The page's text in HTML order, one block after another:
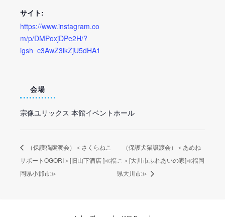
サイト:
https://www.instagram.co
m/p/DMPoxjDPe2H/?
igsh=c3AwZ3lkZjU5dHA1
会場
宗像ユリックス 本館イベントホール
（保護猫譲渡会）＜さくらねこ
サポートOGORI＞[旧山下酒店 ]≪福
岡県小郡市≫
（保護犬猫譲渡会）＜あめね
こ＞[大川市ふれあいの家]≪福岡
県大川市≫